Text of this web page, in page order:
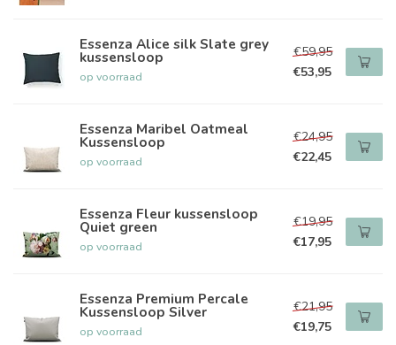
Essenza Alice silk Slate grey
kussensloop
op voorraad
€59,95
€53,95
Essenza Maribel Oatmeal
Kussensloop
op voorraad
€24,95
€22,45
Essenza Fleur kussensloop
Quiet green
op voorraad
€19,95
€17,95
Essenza Premium Percale
Kussensloop Silver
op voorraad
€21,95
€19,75